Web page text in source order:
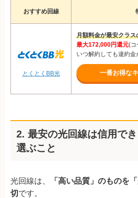
おすすめ回線
とくとくBB光
月額料金が最安クラス
最大172,000円還元(コ
いつ解約しても違約
一番お得な
2. 最安の光回線は信用で
選ぶこと
光回線は、
「高い品質」のものを
切 です。